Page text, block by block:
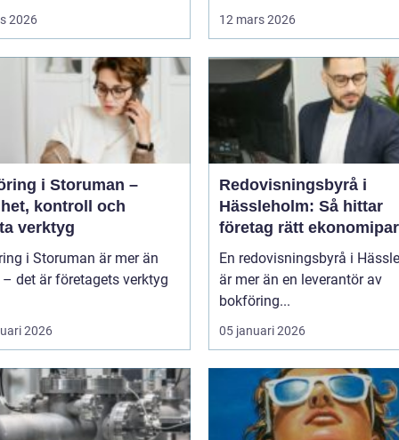
2026 12 mars 2026
i Storuman –
kontroll och
verktyg
i Storuman är mer än
det är företagets verktyg
2026
Redovisningsbyrå i
Hässleholm: Så hittar
företag rätt
En redovisningsbyrå i
är mer än en leverantör av
bokföring...
05 januari 2026